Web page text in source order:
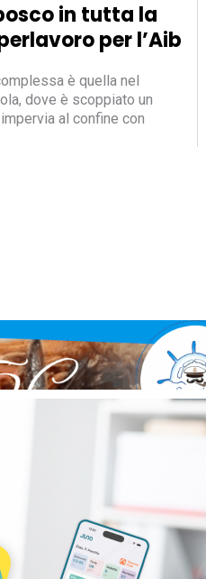
in tutta la
per l’Aib
è quella nel
dove è scoppiato un
impervia al confine con